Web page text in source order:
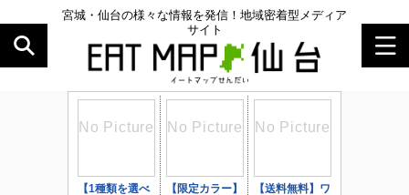
宮城・仙台の様々な情報を発信！地域密着型メディア
サイト